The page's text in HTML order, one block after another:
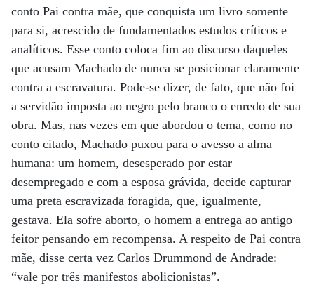
conto Pai contra mãe, que conquista um livro somente
para si, acrescido de fundamentados estudos críticos e
analíticos. Esse conto coloca fim ao discurso daqueles
que acusam Machado de nunca se posicionar claramente
contra a escravatura. Pode-se dizer, de fato, que não foi
a servidão imposta ao negro pelo branco o enredo de sua
obra. Mas, nas vezes em que abordou o tema, como no
conto citado, Machado puxou para o avesso a alma
humana: um homem, desesperado por estar
desempregado e com a esposa grávida, decide capturar
uma preta escravizada foragida, que, igualmente,
gestava. Ela sofre aborto, o homem a entrega ao antigo
feitor pensando em recompensa. A respeito de Pai contra
mãe, disse certa vez Carlos Drummond de Andrade:
“vale por três manifestos abolicionistas”.